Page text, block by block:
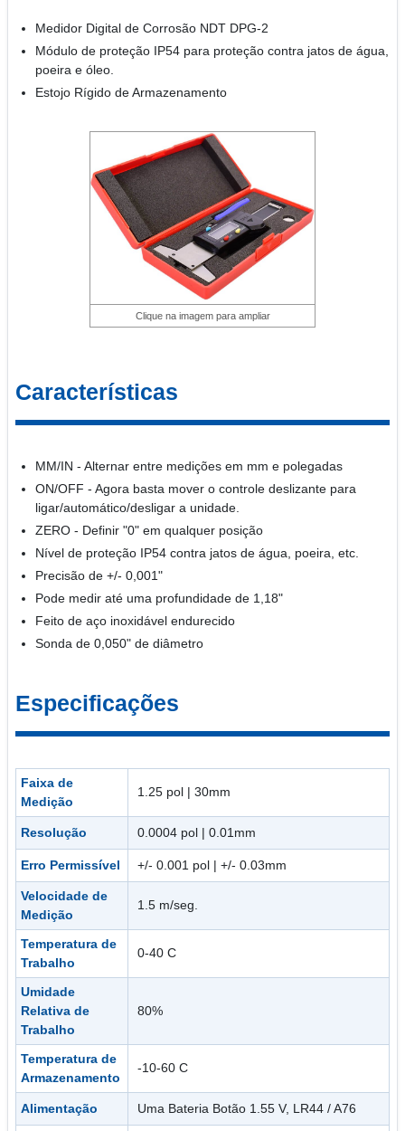
Medidor Digital de Corrosão NDT DPG-2
Módulo de proteção IP54 para proteção contra jatos de água,
poeira e óleo.
Estojo Rígido de Armazenamento
Clique na imagem para ampliar
Características
MM/IN - Alternar entre medições em mm e polegadas
ON/OFF - Agora basta mover o controle deslizante para
ligar/automático/desligar a unidade.
ZERO - Definir "0" em qualquer posição
Nível de proteção IP54 contra jatos de água, poeira, etc.
Precisão de +/- 0,001"
Pode medir até uma profundidade de 1,18"
Feito de aço inoxidável endurecido
Sonda de 0,050" de diâmetro
Especificações
Faixa de
Medição
1.25 pol | 30mm
Resolução 0.0004 pol | 0.01mm
Erro Permissível +/- 0.001 pol | +/- 0.03mm
Velocidade de
Medição
1.5 m/seg.
Temperatura de
Trabalho
0-40 C
Umidade
Relativa de
Trabalho
80%
Temperatura de
Armazenamento
-10-60 C
Alimentação Uma Bateria Botão 1.55 V, LR44 / A76